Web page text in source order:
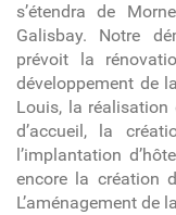
s’étendra de
Galisbay. Notre
prévoit la
développement de
Louis, la réalisation
d’accueil, la
l’implantation
encore la création
L’aménagement de